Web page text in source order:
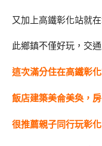
又加上高鐵彰化站就
此鄉鎮不僅好玩，交
這次滿分住在高鐵彰
飯店建築美侖美奐，
很推薦親子同行玩彰